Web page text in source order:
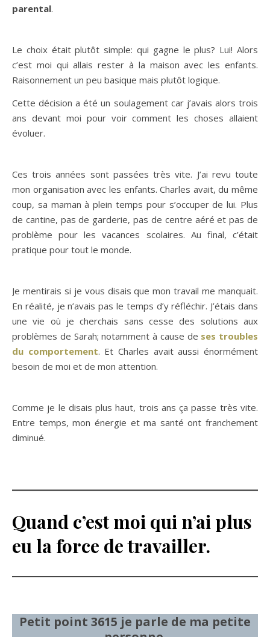
parental.
Le choix était plutôt simple: qui gagne le plus? Lui! Alors
c’est moi qui allais rester à la maison avec les enfants.
Raisonnement un peu basique mais plutôt logique.
Cette décision a été un soulagement car j’avais alors trois
ans devant moi pour voir comment les choses allaient
évoluer.
Ces trois années sont passées très vite. J’ai revu toute
mon organisation avec les enfants. Charles avait, du même
coup, sa maman à plein temps pour s’occuper de lui. Plus
de cantine, pas de garderie, pas de centre aéré et pas de
problème pour les vacances scolaires. Au final, c’était
pratique pour tout le monde.
Je mentirais si je vous disais que mon travail me manquait.
En réalité, je n’avais pas le temps d’y réfléchir. J’étais dans
une vie où je cherchais sans cesse des solutions aux
problèmes de Sarah; notamment à cause de ses troubles
du comportement. Et Charles avait aussi énormément
besoin de moi et de mon attention.
Comme je le disais plus haut, trois ans ça passe très vite.
Entre temps, mon énergie et ma santé ont franchement
diminué.
Quand c’est moi qui n’ai plus
eu la force de travailler.
Petit point 3615 je parle de ma petite